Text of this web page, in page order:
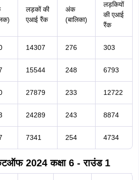
लड़कों की
एआई रैंक
अंक
(बालिका)
लड़कियों
की एआई
रैंक
14307 276 303
15544 248 6793
27879 233 12722
24289 243 8874
7341 254 4734
2024 कक्षा 6 - राउंड 1